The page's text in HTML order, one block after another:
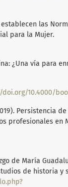
las
para la Mujer.
¿Una vía para
10.4000/
Persistencia
profesionales en
de María
de historia y